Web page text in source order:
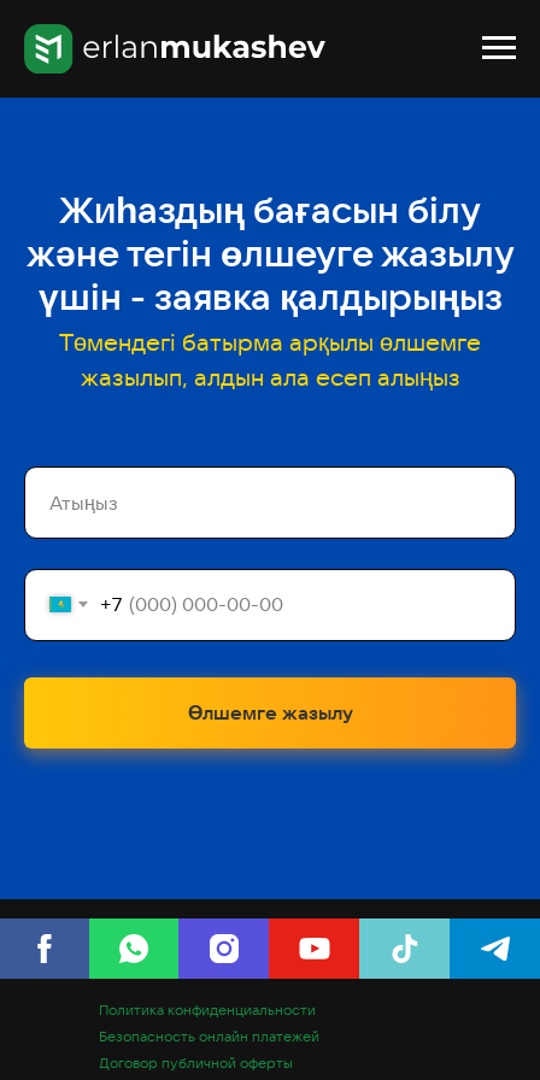
Жиһаздың бағасын білу
және тегін өлшеуге жазылу
үшін - заявка қалдырыңыз
Төмендегі батырма арқылы өлшемге
жазылып, алдын ала есеп алыңыз
+7
Өлшемге жазылу
Политика конфиденциальности
Безопасность онлайн платежей
Договор публичной оферты